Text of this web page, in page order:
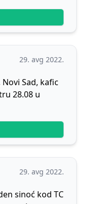
29. avg 2022.
Sad, kafic
28.08 u
29. avg 2022.
sinoć kod TC